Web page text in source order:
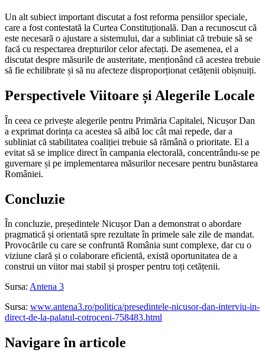
Un alt subiect important discutat a fost reforma pensiilor speciale,
care a fost contestată la Curtea Constituțională. Dan a recunoscut că
este necesară o ajustare a sistemului, dar a subliniat că trebuie să se
facă cu respectarea drepturilor celor afectați. De asemenea, el a
discutat despre măsurile de austeritate, menționând că acestea trebuie
să fie echilibrate și să nu afecteze disproporționat cetățenii obișnuiți.
Perspectivele Viitoare și Alegerile Locale
În ceea ce privește alegerile pentru Primăria Capitalei, Nicușor Dan
a exprimat dorința ca acestea să aibă loc cât mai repede, dar a
subliniat că stabilitatea coaliției trebuie să rămână o prioritate. El a
evitat să se implice direct în campania electorală, concentrându-se pe
guvernare și pe implementarea măsurilor necesare pentru bunăstarea
României.
Concluzie
În concluzie, președintele Nicușor Dan a demonstrat o abordare
pragmatică și orientată spre rezultate în primele sale zile de mandat.
Provocările cu care se confruntă România sunt complexe, dar cu o
viziune clară și o colaborare eficientă, există oportunitatea de a
construi un viitor mai stabil și prosper pentru toți cetățenii.
Sursa: Antena 3
Sursa: www.antena3.ro/politica/presedintele-nicusor-dan-interviu-in-
direct-de-la-palatul-cotroceni-758483.html
Navigare în articole